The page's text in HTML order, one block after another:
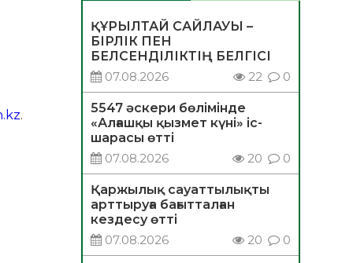
.
ҚҰРЫЛТАЙ САЙЛАУЫ –
БІРЛІК ПЕН
БЕЛСЕНДІЛІКТІҢ БЕЛГІСІ
07.08.2026
22 0
5547 әскери бөлімінде
«Алғашқы қызмет күні» іс-
шарасы өтті
07.08.2026
20 0
Қаржылық сауаттылықты
арттыруға бағытталған
кездесу өтті
07.08.2026
20 0